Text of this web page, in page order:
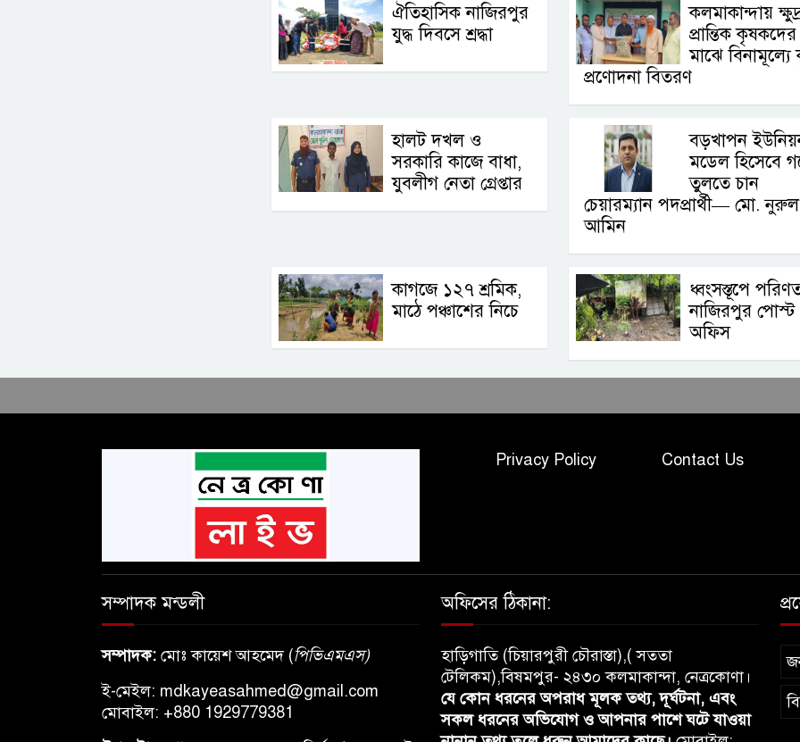
ঐতিহাসিক নাজিরপুর
যুদ্ধ দিবসে শ্রদ্ধা
কলমাকান্দায়
প্রান্তিক কৃষকদের
মাঝে বিনামূল্যে
প্রণোদনা বিতরণ
হালট দখল ও
সরকারি কাজে বাধা,
যুবলীগ নেতা গ্রেপ্তার
বড়খাপন
মডেল হিসেবে
তুলতে চান
চেয়ারম্যান পদপ্রার্থী— মো. নুরুল
আমিন
কাগজে ১২৭ শ্রমিক,
মাঠে পঞ্চাশের নিচে
ধ্বংসস্তূপে
নাজিরপুর পোস্ট
অফিস
Privacy Policy Contact Us
সম্পাদক মন্ডলী
সম্পাদক: মোঃ কায়েশ আহমেদ (পিভিএমএস)
ই-মেইল: mdkayeasahmed@gmail.com
মোবাইল: +880 1929779381
অফিসের ঠিকানা:
হাড়িগাতি (চিয়ারপুরী চৌরাস্তা),( সততা
টেলিকম),বিষমপুর- ২৪৩০ কলমাকান্দা, নেত্রকোণা।
যে কোন ধরনের অপরাধ মূলক তথ্য, দূর্ঘটনা, এবং
সকল ধরনের অভিযোগ ও আপনার পাশে ঘটে যাওয়া